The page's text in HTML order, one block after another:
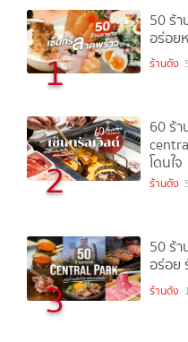
1
50 ร้
อร่อย
ร้านดัง
2
60 ร้า
โดนใจ
ร้านดัง
3
50 ร้า
อร่อย
ร้านดัง